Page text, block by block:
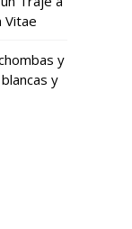
Vitae
y
y